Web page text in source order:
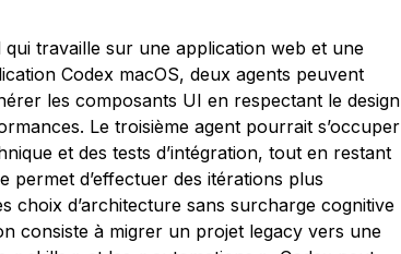
qui travaille sur une application web et une
Codex macOS, deux agents peuvent
les composants UI en respectant le design
Le troisième agent pourrait s’occuper
et des tests d’intégration, tout en restant
permet d’effectuer des itérations plus
choix d’architecture sans surcharge cognitive
consiste à migrer un projet legacy vers une